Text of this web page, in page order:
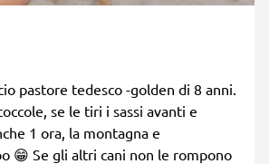
pastore tedesco -golden di 8 anni.
se le tiri i sassi avanti e
1 ora, la montagna e
😁 Se gli altri cani non le rompono